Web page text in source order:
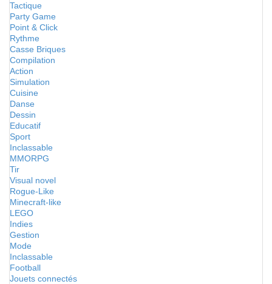
Tactique
Party Game
Point & Click
Rythme
Casse Briques
Compilation
Action
Simulation
Cuisine
Danse
Dessin
Educatif
Sport
Inclassable
MMORPG
Tir
Visual novel
Rogue-Like
Minecraft-like
LEGO
Indies
Gestion
Mode
Inclassable
Football
Jouets connectés